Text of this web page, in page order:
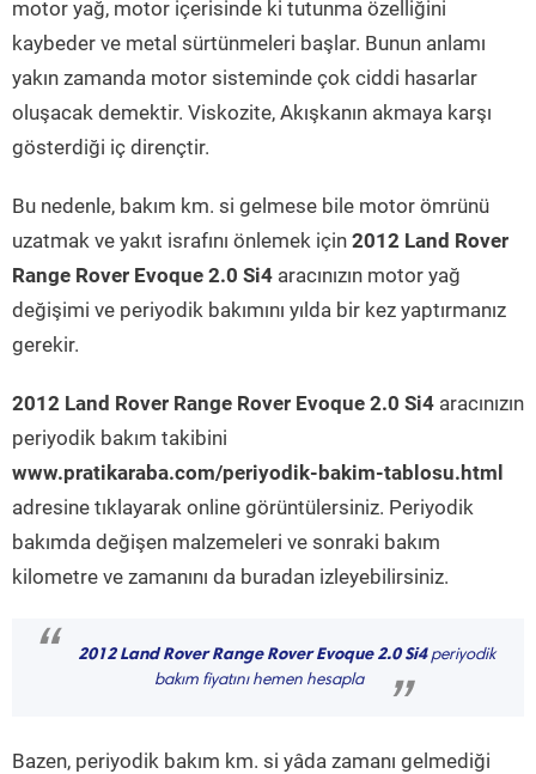
motor yağ, motor içerisinde ki tutunma özelliğini
kaybeder ve metal sürtünmeleri başlar. Bunun anlamı
yakın zamanda motor sisteminde çok ciddi hasarlar
oluşacak demektir. Viskozite, Akışkanın akmaya karşı
gösterdiği iç dirençtir.
Bu nedenle, bakım km. si gelmese bile motor ömrünü
uzatmak ve yakıt israfını önlemek için 2012 Land Rover
Range Rover Evoque 2.0 Si4 aracınızın motor yağ
değişimi ve periyodik bakımını yılda bir kez yaptırmanız
gerekir.
2012 Land Rover Range Rover Evoque 2.0 Si4 aracınızın
periyodik bakım takibini
www.pratikaraba.com/periyodik-bakim-tablosu.html
adresine tıklayarak online görüntülersiniz. Periyodik
bakımda değişen malzemeleri ve sonraki bakım
kilometre ve zamanını da buradan izleyebilirsiniz.
“ 2012 Land Rover Range Rover Evoque 2.0 Si4periyodik
bakım fiyatını hemen hesapla
”
Bazen, periyodik bakım km. si yâda zamanı gelmediği